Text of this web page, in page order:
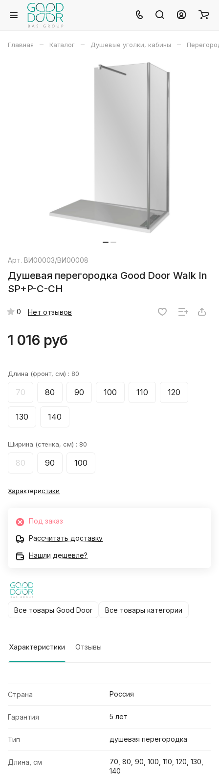
Главная – Каталог – Душевые уголки, кабины –
Арт. ВИ00003/ВИ00008
Душевая перегородка Good Door Walk In
SP+P-C-CH
0 Нет отзывов
1 016 руб
Длина (фронт, см) : 80
70 80 90 100 110 120
130 140
Ширина (стенка, см) : 80
80 90 100
Характеристики
Под заказ
Рассчитать доставку
Нашли дешевле?
Все товары Good Door Все товары категории
Характеристики Отзывы
Страна Россия
Гарантия 5 лет
Тип душевая перегородка
Длина, см
70, 80, 90, 100, 110, 120, 130,
140